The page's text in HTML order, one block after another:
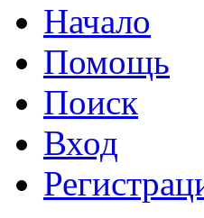
Начало
Помощь
Поиск
Вход